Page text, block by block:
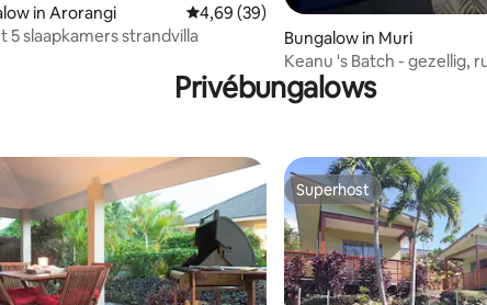
in Arorangi Gemiddelde beoordeling van 4,69 uit
4,69 (39)
5 slaapkamers strandvilla
Bungalow in Muri
Keanu 's Batch - gezellig,
hart van Muri!
Privébungalows
Superhost
Superhost